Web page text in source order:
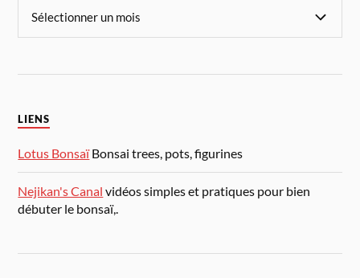
LIENS
Lotus BonsaïBonsai trees, pots, figurines
Nejikan's Canal vidéos simples et pratiques pour bien
débuter le bonsaï,.